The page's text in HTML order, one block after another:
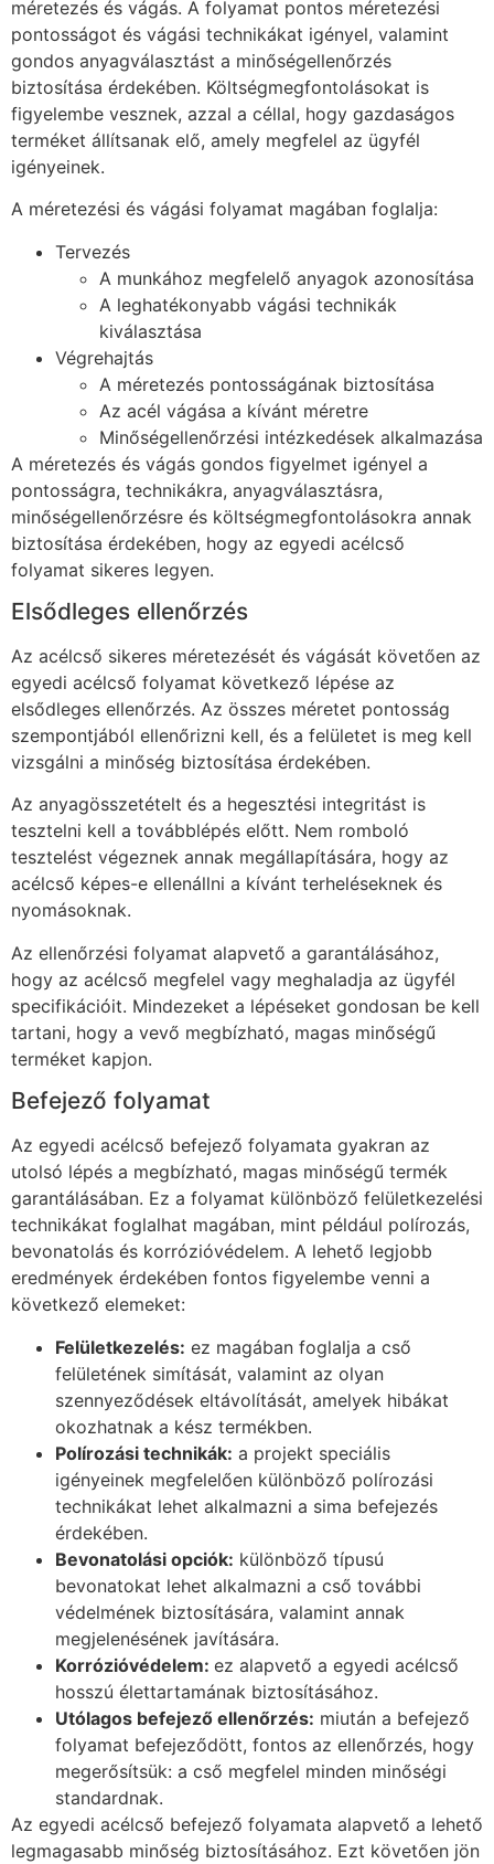
méretezés és vágás. A folyamat pontos méretezési
pontosságot és vágási technikákat igényel, valamint
gondos anyagválasztást a minőségellenőrzés
biztosítása érdekében. Költségmegfontolásokat is
figyelembe vesznek, azzal a céllal, hogy gazdaságos
terméket állítsanak elő, amely megfelel az ügyfél
igényeinek.
A méretezési és vágási folyamat magában foglalja:
Tervezés
A munkához megfelelő anyagok azonosítása
A leghatékonyabb vágási technikák
kiválasztása
Végrehajtás
A méretezés pontosságának biztosítása
Az acél vágása a kívánt méretre
Minőségellenőrzési intézkedések alkalmazása
A méretezés és vágás gondos figyelmet igényel a
pontosságra, technikákra, anyagválasztásra,
minőségellenőrzésre és költségmegfontolásokra annak
biztosítása érdekében, hogy az egyedi acélcső
folyamat sikeres legyen.
Elsődleges ellenőrzés
Az acélcső sikeres méretezését és vágását követően az
egyedi acélcső folyamat következő lépése az
elsődleges ellenőrzés. Az összes méretet pontosság
szempontjából ellenőrizni kell, és a felületet is meg kell
vizsgálni a minőség biztosítása érdekében.
Az anyagösszetételt és a hegesztési integritást is
tesztelni kell a továbblépés előtt. Nem romboló
tesztelést végeznek annak megállapítására, hogy az
acélcső képes-e ellenállni a kívánt terheléseknek és
nyomásoknak.
Az ellenőrzési folyamat alapvető a garantálásához,
hogy az acélcső megfelel vagy meghaladja az ügyfél
specifikációit. Mindezeket a lépéseket gondosan be kell
tartani, hogy a vevő megbízható, magas minőségű
terméket kapjon.
Befejező folyamat
Az egyedi acélcső befejező folyamata gyakran az
utolsó lépés a megbízható, magas minőségű termék
garantálásában. Ez a folyamat különböző felületkezelési
technikákat foglalhat magában, mint például polírozás,
bevonatolás és korrózióvédelem. A lehető legjobb
eredmények érdekében fontos figyelembe venni a
következő elemeket:
Felületkezelés: ez magában foglalja a cső
felületének simítását, valamint az olyan
szennyeződések eltávolítását, amelyek hibákat
okozhatnak a kész termékben.
Polírozási technikák: a projekt speciális
igényeinek megfelelően különböző polírozási
technikákat lehet alkalmazni a sima befejezés
érdekében.
Bevonatolási opciók: különböző típusú
bevonatokat lehet alkalmazni a cső további
védelmének biztosítására, valamint annak
megjelenésének javítására.
Korrózióvédelem: ez alapvető a egyedi acélcső
hosszú élettartamának biztosításához.
Utólagos befejező ellenőrzés: miután a befejező
folyamat befejeződött, fontos az ellenőrzés, hogy
megerősítsük: a cső megfelel minden minőségi
standardnak.
Az egyedi acélcső befejező folyamata alapvető a lehető
legmagasabb minőség biztosításához. Ezt követően jön